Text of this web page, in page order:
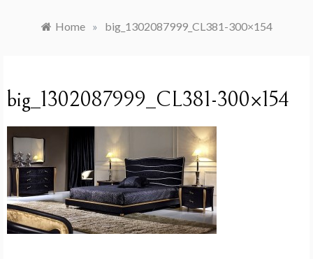
Home » big_1302087999_CL381-300×154
big_1302087999_CL381-300×154